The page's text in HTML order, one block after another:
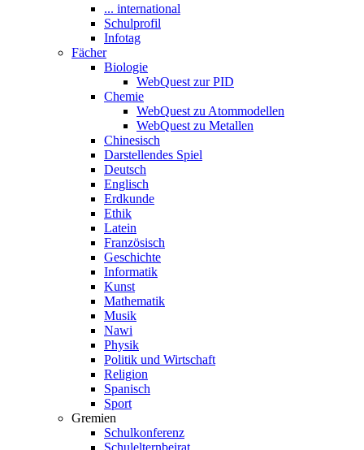
... international
Schulprofil
Infotag
Fächer
Biologie
WebQuest zur PID
Chemie
WebQuest zu Atommodellen
WebQuest zu Metallen
Chinesisch
Darstellendes Spiel
Deutsch
Englisch
Erdkunde
Ethik
Latein
Französisch
Geschichte
Informatik
Kunst
Mathematik
Musik
Nawi
Physik
Politik und Wirtschaft
Religion
Spanisch
Sport
Gremien
Schulkonferenz
Schulelternbeirat